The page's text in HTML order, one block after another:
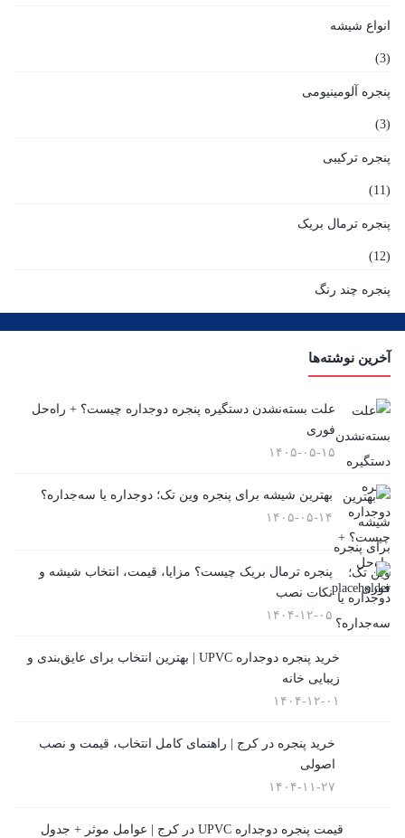
انواع شیشه
(3)
پنجره آلومینیومی
(3)
پنجره ترکیبی
(11)
پنجره ترمال بریک
(12)
پنجره چند رنگ
پنجره دوجداره UPVC
پنجره دوجداره چوبی
(2)
پنجره سنتی UPVC
(9)
پنجره کشویی آلومینیومی
پنجره لیفت انداسلاید
تعویض پنجره دوجداره
آخرین نوشته‌ها
علت بسته‌نشدن دستگیره پنجره دوجداره چیست؟ + راه‌حل
فوری
۱۴۰۵-۰۵-۱۵
بهترین شیشه برای پنجره وین تک؛ دوجداره یا سه‌جداره؟
۱۴۰۵-۰۵-۱۴
پنجره ترمال بریک چیست؟ مزایا، قیمت، انتخاب شیشه و
نکات نصب
۱۴۰۴-۱۲-۰۵
خرید پنجره دوجداره UPVC | بهترین انتخاب برای عایق‌بندی و
زیبایی خانه
۱۴۰۴-۱۲-۰۱
خرید پنجره در کرج | راهنمای کامل انتخاب، قیمت و نصب
اصولی
۱۴۰۴-۱۱-۲۷
قیمت پنجره دوجداره UPVC در کرج | عوامل موثر + جدول